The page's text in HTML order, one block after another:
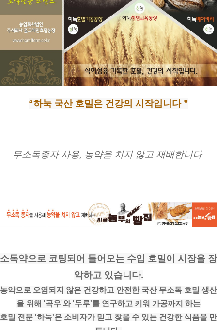
“하눅 국산 호밀은 건강의 시작입니다 ”
무소독종자 사용, 농약을 치지 않고 재배합니다
소독약으로 코팅되어 들어오는 수입 호밀이 시장을 장
악하고 있습니다.
농약으로 오염되지 않은 건강하고 안전한 국산 무소독 호밀 생산
을 위해 '곡우'와 '두루'를 연구하고 키워 가공까지 하는
호밀 전문 '하눅'은 소비자가 믿고 찾을 수 있는 건강한 식품을 만